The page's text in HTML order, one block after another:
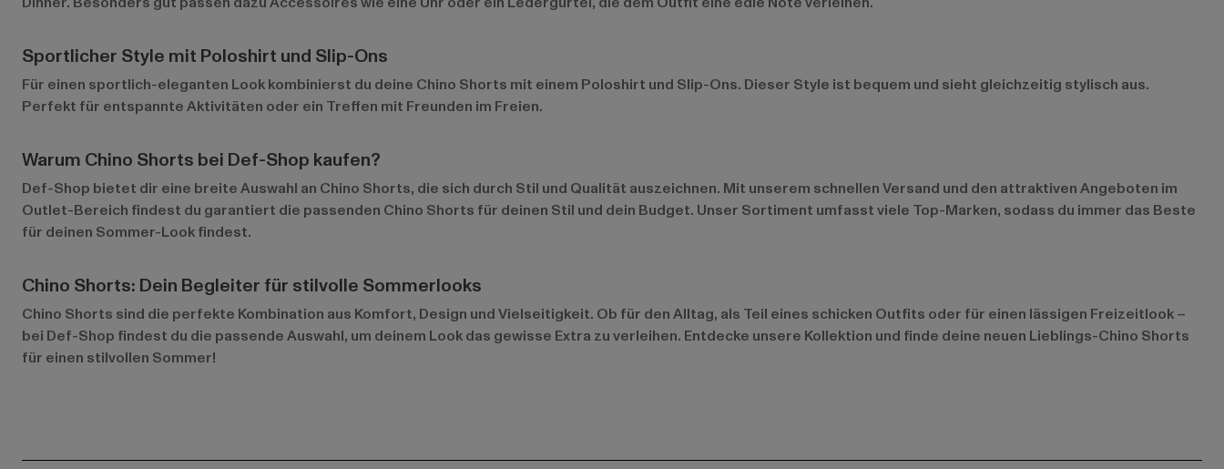
Sportlicher Style mit Poloshirt und Slip-Ons
Für einen sportlich-eleganten Look kombinierst du deine Chino Shorts mit einem Poloshirt und Slip-Ons. Dieser Style ist bequem und sieht gleichzeitig stylisch aus.
Perfekt für entspannte Aktivitäten oder ein Treffen mit Freunden im Freien.
Warum Chino Shorts bei Def-Shop kaufen?
Def-Shop bietet dir eine breite Auswahl an Chino Shorts, die sich durch Stil und Qualität auszeichnen. Mit unserem schnellen Versand und den attraktiven Angeboten im
Outlet-Bereich findest du garantiert die passenden Chino Shorts für deinen Stil und dein Budget. Unser Sortiment umfasst viele Top-Marken, sodass du immer das Beste
für deinen Sommer-Look findest.
Chino Shorts: Dein Begleiter für stilvolle Sommerlooks
Chino Shorts sind die perfekte Kombination aus Komfort, Design und Vielseitigkeit. Ob für den Alltag, als Teil eines schicken Outfits oder für einen lässigen Freizeitlook –
bei Def-Shop findest du die passende Auswahl, um deinem Look das gewisse Extra zu verleihen. Entdecke unsere Kollektion und finde deine neuen Lieblings-Chino Shorts
für einen stilvollen Sommer!